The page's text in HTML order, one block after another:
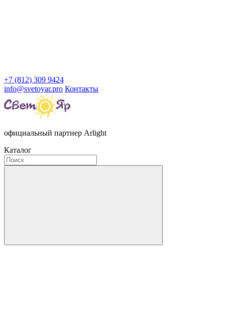
+7 (812) 309 9424
info@svetoyar.pro Контакты
официальный партнер Arlight
Каталог